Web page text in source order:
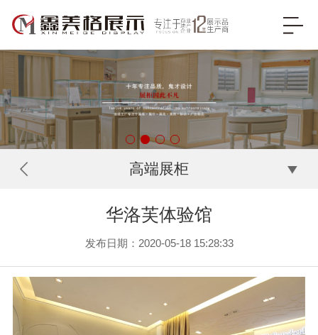
高端展柜
华洛芙体验馆
发布日期：2020-05-18 15:28:33